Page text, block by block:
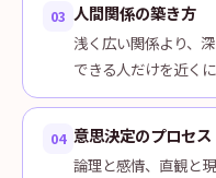
03 人間関係の築き方
浅く広い関係より、
できる人だけを近くに
04 意思決定のプロセス
論理と感情、直観と